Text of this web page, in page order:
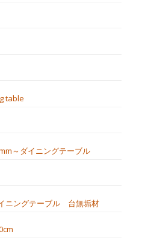
table
～ダイニングテーブル
ニングテーブル 台無垢材